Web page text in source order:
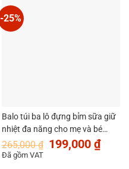
-25%
Balo túi ba lô đựng bỉm sữa giữ
nhiệt đa năng cho mẹ và bé
chính hãng MySun
265,000₫ Giá
gốc
199,000 ₫Giá
hiện
Đã gồm VAT